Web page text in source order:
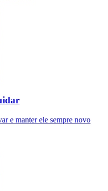
e manter ele sempre novo